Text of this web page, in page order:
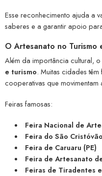
Esse reconhecimento ajuda a
saberes e a garantir apoio
O Artesanato no Turismo
Além da importância cultural,
e turismo. Muitas cidades
cooperativas que
Feiras famosas:
Feira Nacional de
Feira do São
Feira de Caruaru (PE)
Feira de Artesanato
Feiras de Tiradentes